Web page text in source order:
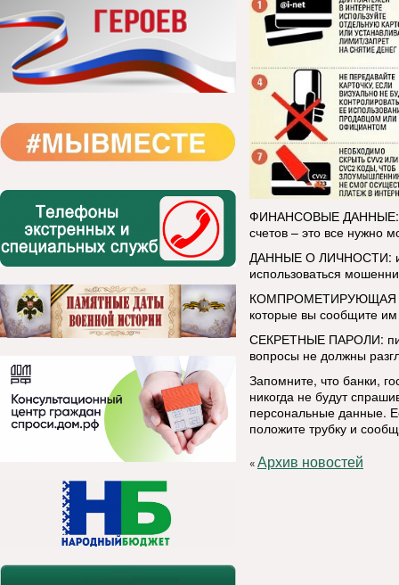
ФИНАНСОВЫЕ ДАННЫЕ:
счетов – это все нужно
ДАННЫЕ О ЛИЧНОСТИ:
использоваться
КОМПРОМЕТИРУЮЩАЯ
которые вы сообщите
СЕКРЕТНЫЕ ПАРОЛИ:
вопросы не должны
Запомните, что банки,
никогда не будут
персональные данные.
положите трубку и
«Архив новостей